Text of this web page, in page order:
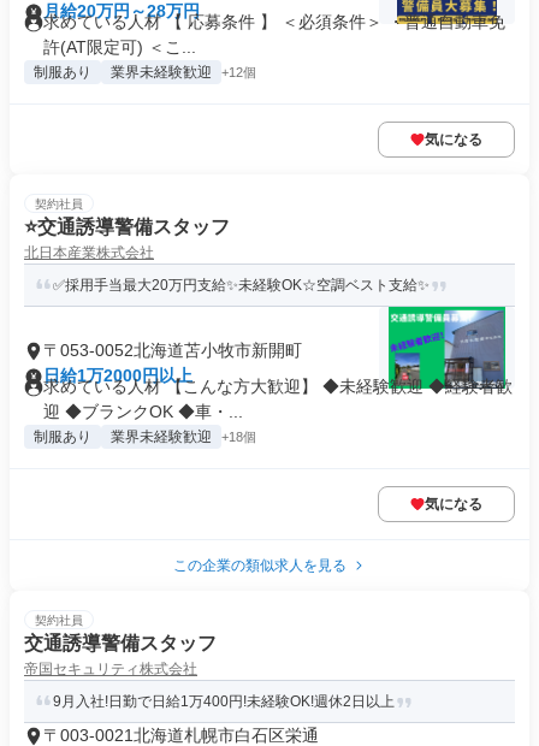
月給20万円～28万円
求めている人材 【 応募条件 】 ＜必須条件＞ ・普通自動車免
許(AT限定可) ＜こ...
制服あり 業界未経験歓迎 +12個
気になる
契約社員
⭐交通誘導警備スタッフ
北日本産業株式会社
✅採用手当最大20万円支給✨未経験OK☆空調ベスト支給✨
〒053-0052北海道苫小牧市新開町
日給1万2000円以上
求めている人材 【こんな方大歓迎】 ◆未経験歓迎 ◆経験者歓
迎 ◆ブランクOK ◆車・...
制服あり 業界未経験歓迎 +18個
気になる
この企業の類似求人を見る
契約社員
交通誘導警備スタッフ
帝国セキュリティ株式会社
9月入社!日勤で日給1万400円!未経験OK!週休2日以上
〒003-0021北海道札幌市白石区栄通